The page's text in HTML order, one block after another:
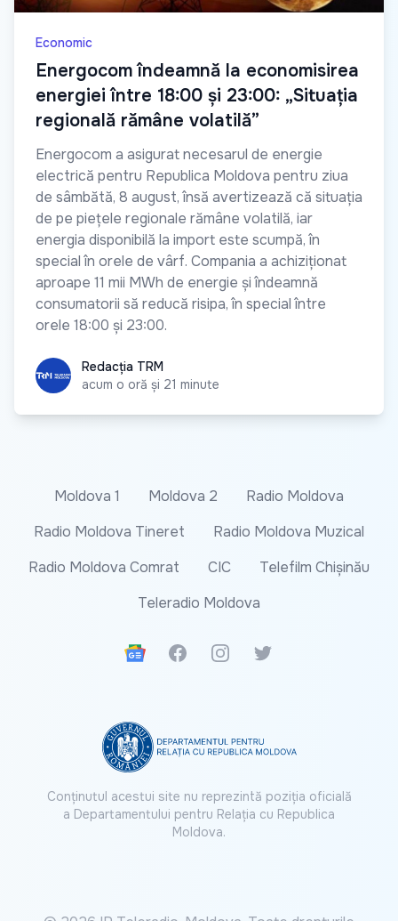
Economic
Energocom îndeamnă la economisirea
energiei între 18:00 și 23:00: „Situația
regională rămâne volatilă”
Energocom a asigurat necesarul de energie
electrică pentru Republica Moldova pentru ziua
de sâmbătă, 8 august, însă avertizează că situația
de pe piețele regionale rămâne volatilă, iar
energia disponibilă la import este scumpă, în
special în orele de vârf. Compania a achiziționat
aproape 11 mii MWh de energie și îndeamnă
consumatorii să reducă risipa, în special între
orele 18:00 și 23:00.
Redacția TRM
Redacția TRM
acum o oră și 21 minute
Moldova 1 Moldova 2
Radio Moldova
Radio Moldova Tineret
Radio Moldova Muzical
Radio Moldova Comrat
CIC
Telefilm Chișinău
Teleradio Moldova
Google News
FacebookInstagramTwitter
Conținutul acestui site nu reprezintă poziția oficială
a Departamentului pentru Relația cu Republica
Moldova.